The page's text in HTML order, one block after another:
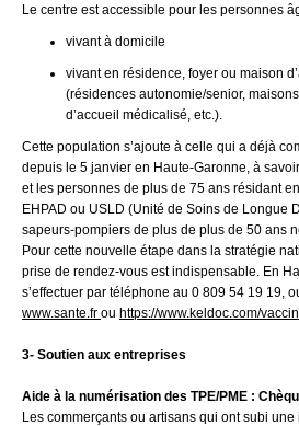
Le centre est accessible pour les personnes
vivant à domicile
vivant en résidence, foyer ou maison
(résidences autonomie/senior,
d’accueil médicalisé, etc.).
Cette population s’ajoute à celle qui a déjà
depuis le 5 janvier en Haute-Garonne, à
et les personnes de plus de 75 ans résidant
EHPAD ou USLD (Unité de Soins de Longue
sapeurs-pompiers de plus de plus de 50 ans
Pour cette nouvelle étape dans la stratégie
prise de rendez-vous est indispensable. En
s’effectuer par téléphone au 0 809 54 19 19,
www.sante.fr ou https://www.keldoc.com/
3- Soutien aux entreprises
Aide à la numérisation des TPE/PME :
Les commerçants ou artisans qui ont subi